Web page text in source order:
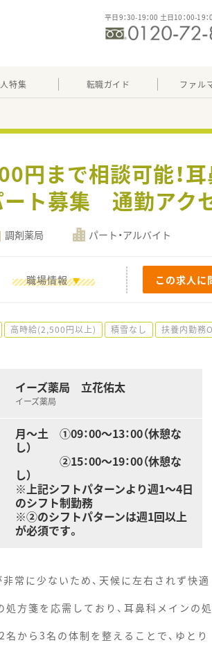
平日9：30-19：00 土日10：00-19：
特集 転職ガイド ファル
円まで相談可能！
ート募集 通勤アク
調剤薬局 パート・アルバイト
職場情報 この求人に
高時給(2,500円以上) 積雪なし 扶養内勤務
イーズ薬局 立花佑太
イーズ薬局
月～土 ①09：00～13：00（休憩な
し）
②15：00～19：00（休憩な
し）
※上記シフトパターンより週1～4日
のシフト制勤務
※②のシフトパターンは週1回以上
が必須です。
常に少ないため、天候に左右されず快適
方箋を応需しており、耳鼻科メインの処
から3名の体制を整えることで、ゆとり